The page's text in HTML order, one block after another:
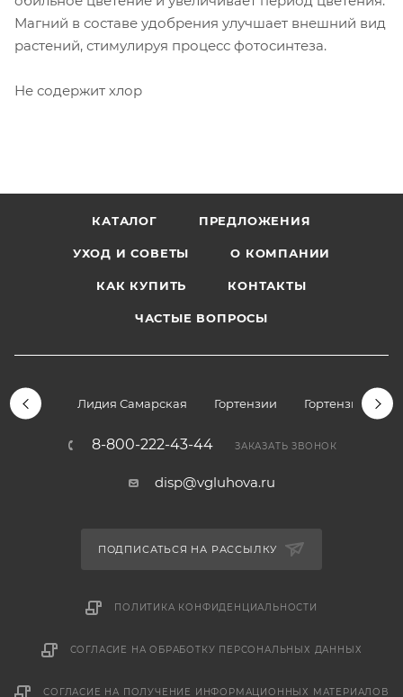
Магний в составе удобрения улучшает внешний вид
растений, стимулируя процесс фотосинтеза.
Не содержит хлор
КАТАЛОГ ПРЕДЛОЖЕНИЯ
УХОД И СОВЕТЫ О КОМПАНИИ
КАК КУПИТЬ КОНТАКТЫ
ЧАСТЫЕ ВОПРОСЫ
Лидия Самарская Гортензии Гортензии
8-800-222-43-44 ЗАКАЗАТЬ ЗВОНОК
disp@vgluhova.ru
ПОДПИСАТЬСЯ НА РАССЫЛКУ
ПОЛИТИКА КОНФИДЕНЦИАЛЬНОСТИ
СОГЛАСИЕ НА ОБРАБОТКУ ПЕРСОНАЛЬНЫХ ДАННЫХ
СОГЛАСИЕ НА ПОЛУЧЕНИЕ ИНФОРМАЦИОННЫХ МАТЕРИАЛОВ